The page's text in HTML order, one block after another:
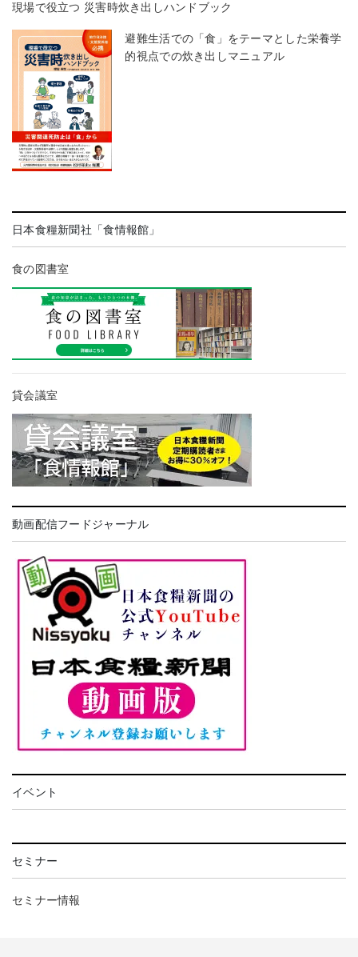
現場で役立つ 災害時炊き出しハンドブック
避難生活での「食」をテーマとした栄養学
的視点での炊き出しマニュアル
日本食糧新聞社「食情報館」
食の図書室
貸会議室
動画配信フードジャーナル
イベント
セミナー
セミナー情報